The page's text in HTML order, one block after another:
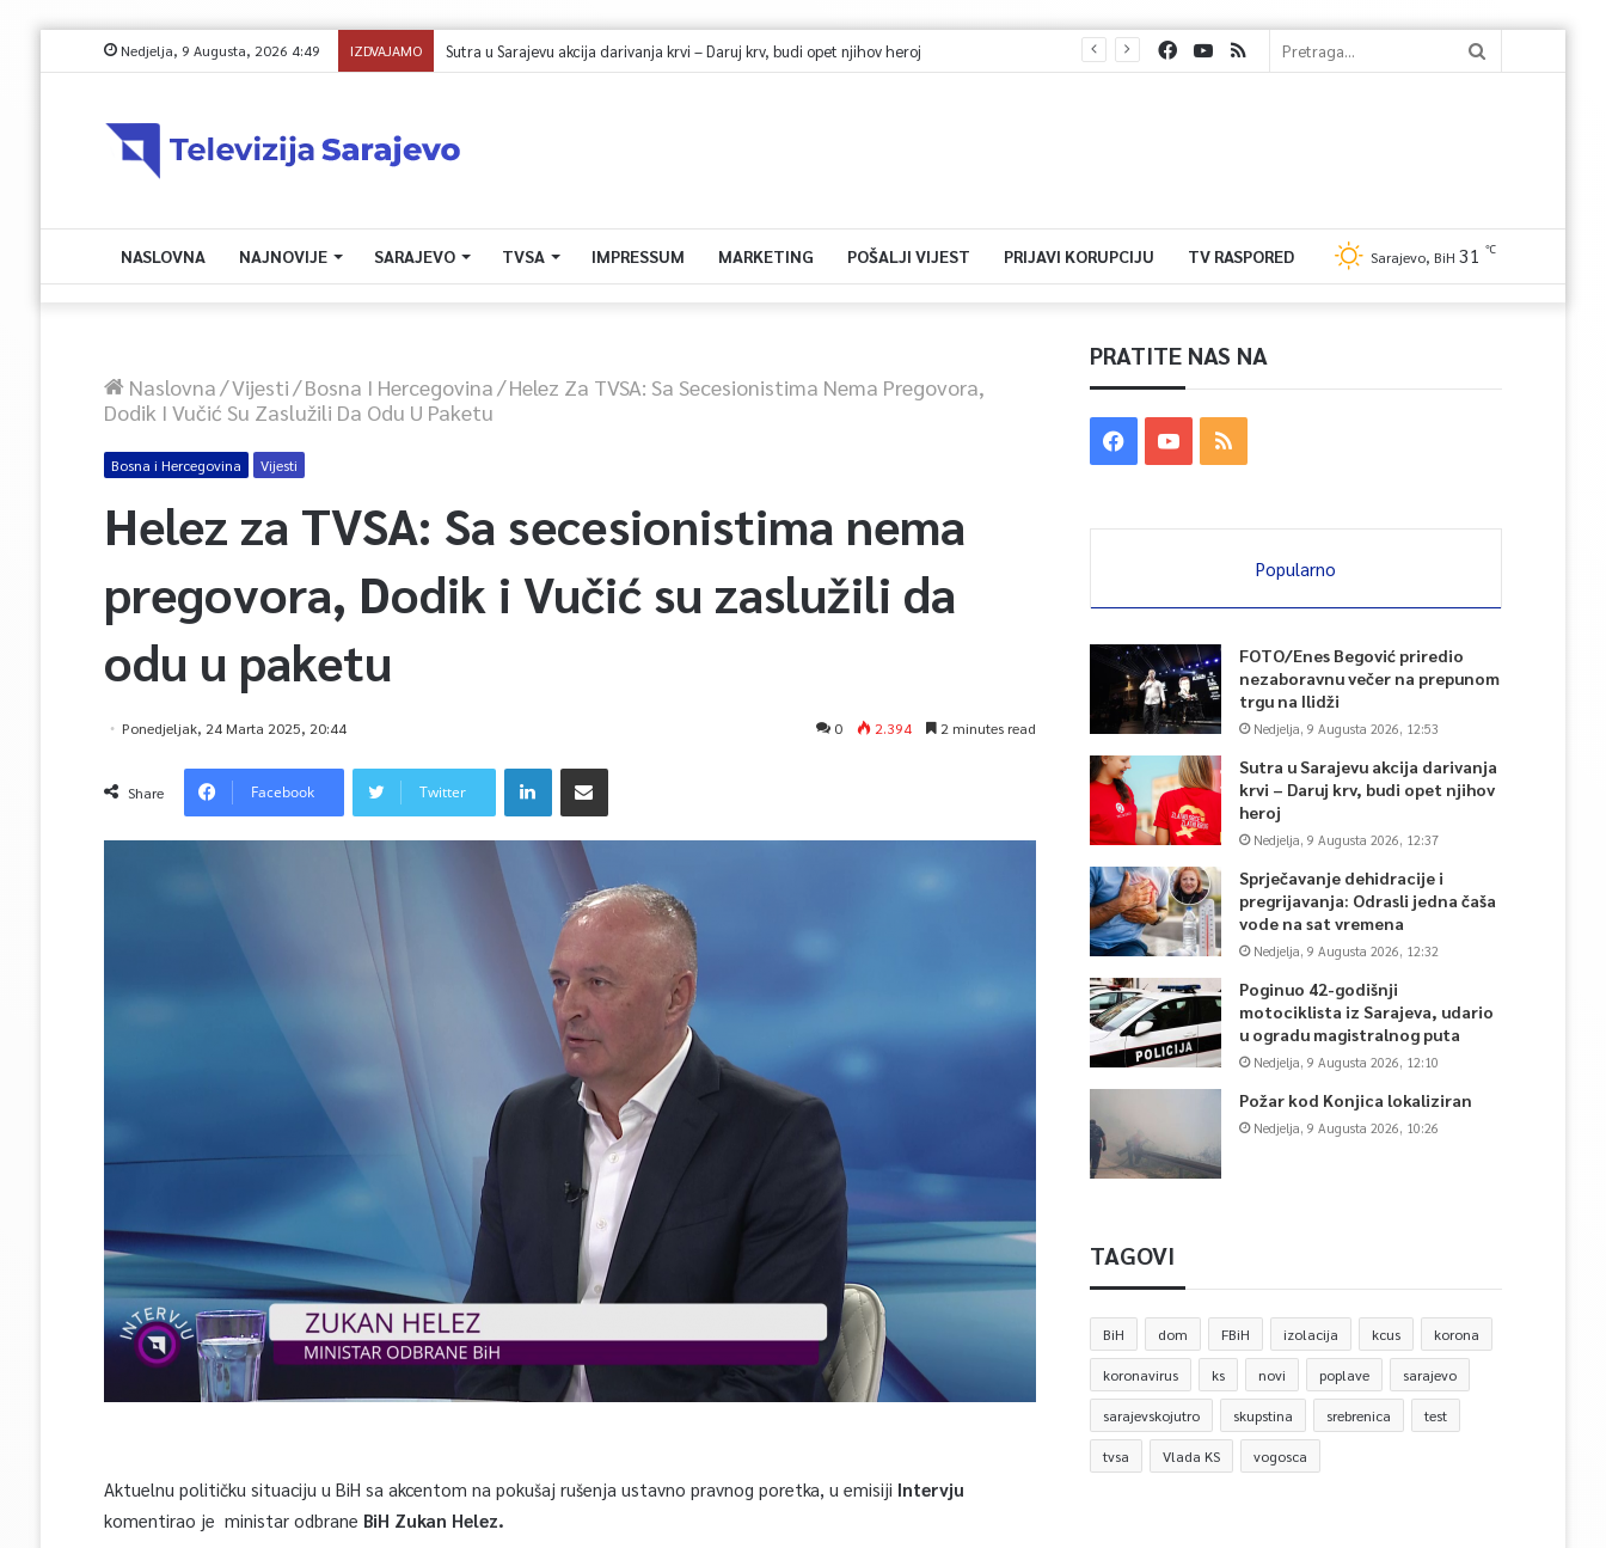
Nedjelja, 9 Augusta, 2026 4:49 IZDVAJAMO Sprječavanje dehidracije i pregrijavanja: Odrasli jedna čaša vode na sat vremena
NASLOVNA NAJNOVIJE SARAJEVO TVSA IMPRESSUM MARKETING POŠALJI VIJEST PRIJAVI KORUPCIJU TV RASPORED Sarajevo, BiH 31 ℃
Naslovna/Vijesti/Bosna I Hercegovina/Helez Za TVSA: Sa Secesionistima Nema Pregovora,
Dodik I Vučić Su Zaslužili Da Odu U Paketu
Bosna i Hercegovina Vijesti
Helez za TVSA: Sa secesionistima nema
pregovora, Dodik i Vučić su zaslužili da
odu u paketu
Ponedjeljak, 24 Marta 2025, 20:44 0 2.394 2 minutes read
Share Facebook Twitter
Aktuelnu političku situaciju u BiH sa akcentom na pokušaj rušenja ustavno pravnog poretka, u emisiji Intervju
komentirao je ministar odbrane BiH Zukan Helez.
PRATITE NAS NA
Popularno
FOTO/Enes Begović priredio
nezaboravnu večer na prepunom
trgu na Ilidži
Nedjelja, 9 Augusta 2026, 12:53
Sutra u Sarajevu akcija darivanja
krvi – Daruj krv, budi opet njihov
heroj
Nedjelja, 9 Augusta 2026, 12:37
Sprječavanje dehidracije i
pregrijavanja: Odrasli jedna čaša
vode na sat vremena
Nedjelja, 9 Augusta 2026, 12:32
Poginuo 42-godišnji
motociklista iz Sarajeva, udario
u ogradu magistralnog puta
Nedjelja, 9 Augusta 2026, 12:10
Požar kod Konjica lokaliziran
Nedjelja, 9 Augusta 2026, 10:26
TAGOVI
BiH dom FBiH izolacija kcus korona
koronavirus ks novi poplave sarajevo
sarajevskojutro skupstina srebrenica test
tvsa Vlada KS vogosca